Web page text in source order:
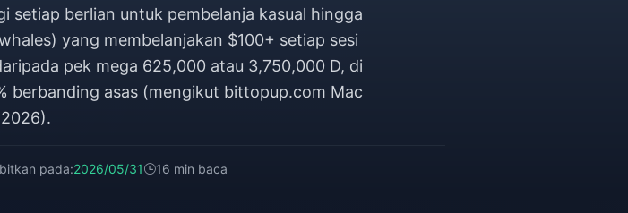
setiap berlian untuk pembelanja kasual hingga
yang membelanjakan $100+ setiap sesi
pek mega 625,000 atau 3,750,000 D, di
berbanding asas (mengikut bittopup.com Mac
2026).
pada:2026/05/31 16 min baca